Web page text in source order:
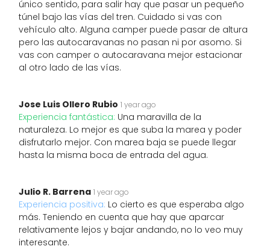
único sentido, para salir hay que pasar un pequeño
túnel bajo las vías del tren. Cuidado si vas con
vehículo alto. Alguna camper puede pasar de altura
pero las autocaravanas no pasan ni por asomo. Si
vas con camper o autocaravana mejor estacionar
al otro lado de las vías.
Jose Luis Ollero Rubio 1 year ago
Experiencia fantástica: Una maravilla de la
naturaleza. Lo mejor es que suba la marea y poder
disfrutarlo mejor. Con marea baja se puede llegar
hasta la misma boca de entrada del agua.
Julio R. Barrena 1 year ago
Experiencia positiva: Lo cierto es que esperaba algo
más. Teniendo en cuenta que hay que aparcar
relativamente lejos y bajar andando, no lo veo muy
interesante.